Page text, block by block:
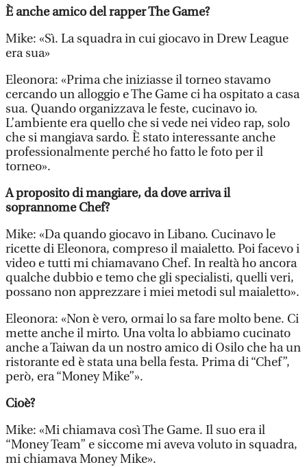
È anche amico del rapper The Game?
Mike: «Sì. La squadra in cui giocavo in Drew League
era sua»
Eleonora: «Prima che iniziasse il torneo stavamo
cercando un alloggio e The Game ci ha ospitato a casa
sua. Quando organizzava le feste, cucinavo io.
L’ambiente era quello che si vede nei video rap, solo
che si mangiava sardo. È stato interessante anche
professionalmente perché ho fatto le foto per il
torneo».
A proposito di mangiare, da dove arriva il
soprannome Chef?
Mike: «Da quando giocavo in Libano. Cucinavo le
ricette di Eleonora, compreso il maialetto. Poi facevo i
video e tutti mi chiamavano Chef. In realtà ho ancora
qualche dubbio e temo che gli specialisti, quelli veri,
possano non apprezzare i miei metodi sul maialetto».
Eleonora: «Non è vero, ormai lo sa fare molto bene. Ci
mette anche il mirto. Una volta lo abbiamo cucinato
anche a Taiwan da un nostro amico di Osilo che ha un
ristorante ed è stata una bella festa. Prima di “Chef”,
però, era “Money Mike”».
Cioè?
Mike: «Mi chiamava così The Game. Il suo era il
“Money Team” e siccome mi aveva voluto in squadra,
mi chiamava Money Mike».